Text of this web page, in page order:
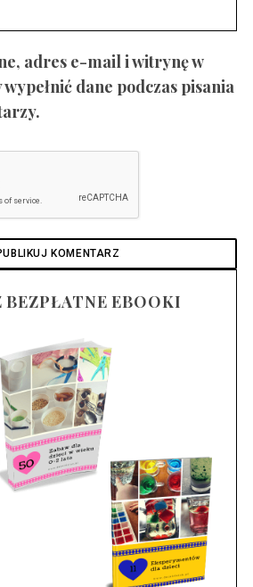
adres e-mail i witrynę w
dane podczas pisania
BEZPŁATNE EBOOKI